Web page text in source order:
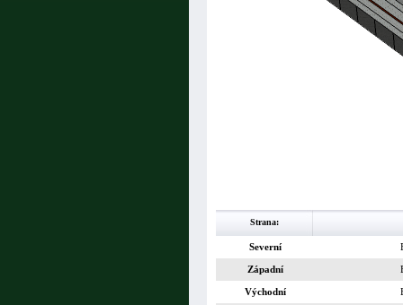
Strana:
Severní
Západní
Východní